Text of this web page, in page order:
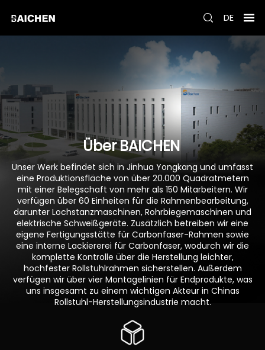
DE
ÜberBAICHEN
Unser Werk befindet sich in Jinhua Yongkang und umfasst
eine Produktionsfläche von über 20.000 Quadratmetern
mit einer Belegschaft von mehr als 150 Mitarbeitern. Wir
verfügen über 60 Einheiten für die Rahmenbearbeitung,
darunter Lochstanzmaschinen, Rohrbiegemaschinen und
elektrische Schweißgeräte. Zusätzlich betreiben wir eine
eigene Fertigungsstätte für Carbonfaser-Rahmen sowie
eine interne Lackiererei für Carbonfaser, wodurch wir die
komplette Kontrolle über die Herstellung leichter,
hochfester Rollstuhlrahmen sicherstellen. Außerdem
verfügen wir über vier Montagelinien für Endprodukte, was
uns insgesamt zu einem wichtigen Akteur in Chinas
Rollstuhl-Herstellungsindustrie macht.